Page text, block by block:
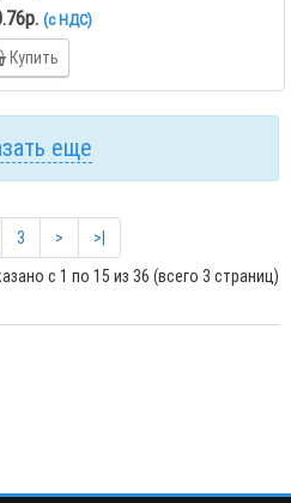
(с НДС)
Купить
еще
3 >
>|
с 1 по 15 из 36 (всего 3 страниц)